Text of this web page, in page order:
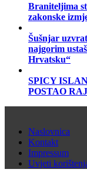
Braniteljima
zakonske
Šušnjar
najgorim
Hrvatsku“
SPICY
POSTAO
Naslovnica
Kontakt
Impressum
Uvjeti